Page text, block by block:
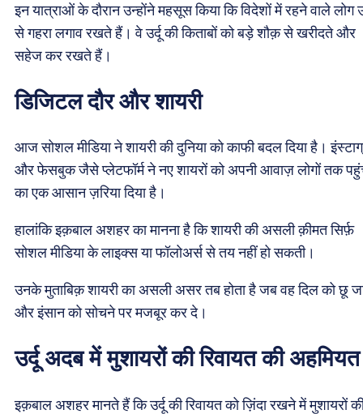
इन यात्राओं के दौरान उन्होंने महसूस किया कि विदेशों में रहने वाले लोग
से गहरा लगाव रखते हैं। वे उर्दू की किताबों को बड़े शौक़ से खरीदते और
सहेज कर रखते हैं।
डिजिटल दौर और शायरी
आज सोशल मीडिया ने शायरी की दुनिया को काफी बदल दिया है।
और फेसबुक जैसे प्लेटफॉर्म ने नए शायरों को अपनी आवाज़ लोगों तक
का एक आसान ज़रिया दिया है।
हालांकि इक़बाल अशहर का मानना है कि शायरी की असली क़ीमत सिर्फ़
सोशल मीडिया के लाइक्स या फॉलोअर्स से तय नहीं हो सकती।
उनके मुताबिक़ शायरी का असली असर तब होता है जब वह दिल को छू
और इंसान को सोचने पर मजबूर कर दे।
उर्दू अदब में मुशायरों की रिवायत की अहमियत
इक़बाल अशहर मानते हैं कि उर्दू की रिवायत को ज़िंदा रखने में मुशायरों